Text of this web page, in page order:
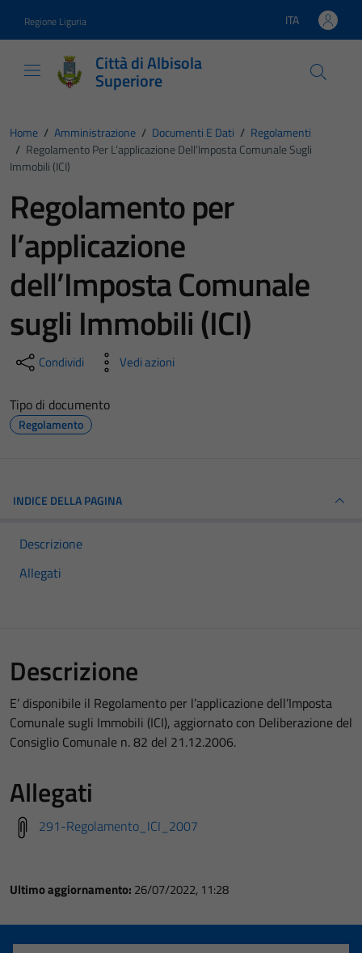
Regione Liguria Lingua attiva:
ITA
Città di Albisola
Superiore
Home / Amministrazione / Documenti E Dati / Regolamenti
/ Regolamento Per L’applicazione Dell’Imposta Comunale Sugli
Immobili (ICI)
Regolamento per
l’applicazione
dell’Imposta Comunale
sugli Immobili (ICI)
Condividi Vedi azioni
Tipo di documento
Regolamento
INDICE DELLA PAGINA
Descrizione
Allegati
Descrizione
E’ disponibile il Regolamento per l’applicazione dell’Imposta
Comunale sugli Immobili (ICI), aggiornato con Deliberazione del
Consiglio Comunale n. 82 del 21.12.2006.
Allegati
291-Regolamento_ICI_2007
Ultimo aggiornamento: 26/07/2022, 11:28